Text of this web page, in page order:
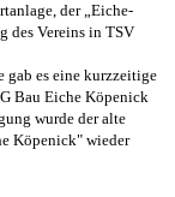
der „Eiche-
des Vereins in TSV
gab es eine kurzzeitige
Bau Eiche Köpenick
wurde der alte
Köpenick" wieder